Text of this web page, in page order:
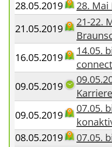
28.05.2019
28.
21.05.2019
21-22.
16.05.2019
14.05.
09.05.2019
09.05.2019
07.05.
08.05.2019
07.05.